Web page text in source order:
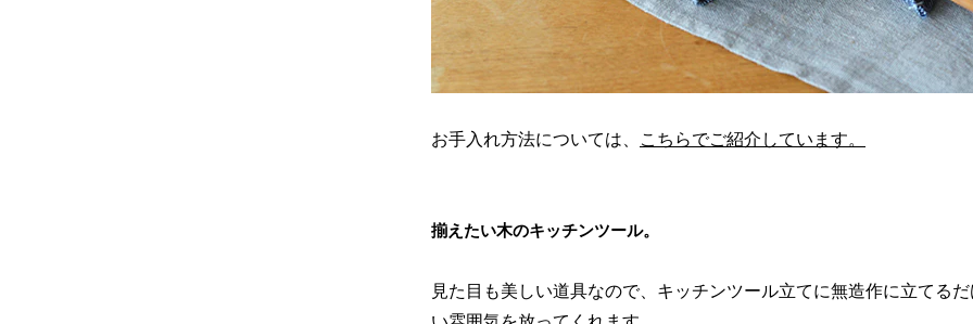
お手入れ方法については、 こちらでご紹介しています。
揃えたい木のキッチンツール。
見た目も美しい道具なので、キッチンツール立てに無造作に立てる